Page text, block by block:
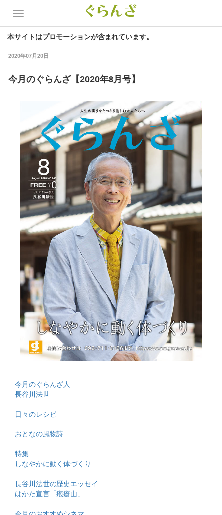
本サイトはプロモーションが含まれています。
2020年07月20日
今月のぐらんざ【2020年8月号】
今月のぐらんざ人
長谷川法世
日々のレシピ
おとなの風物詩
特集
しなやかに動く体づくり
長谷川法世の歴史エッセイ
はかた宣言「疱瘡山」